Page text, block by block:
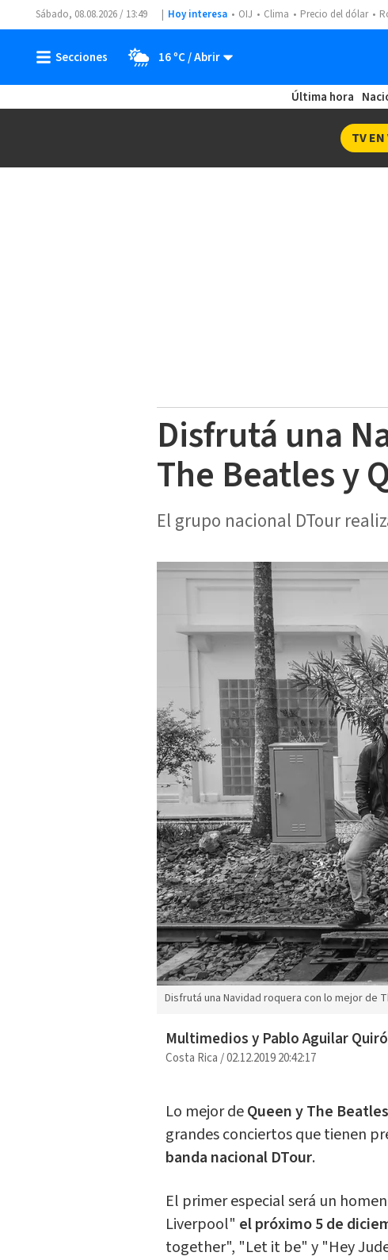
Sábado, 08.08.2026 / 13:49 Hoy interesa OIJ Clima Precio del dólar
16 ºC
Última hora
TV EN
Disfrutá una
The Beatles y
El grupo nacional DTour
Disfrutá una Navidad roquera con lo mejor de
Multimedios y Pablo Aguilar
Costa Rica/02.12.2019 20:42:17
Lo mejor deQueen y The Beatles
grandes conciertos que tienen
banda nacional DTour.
El primer especial será un
Liverpool" el próximo 5 de
together", "Let it be" y "Hey